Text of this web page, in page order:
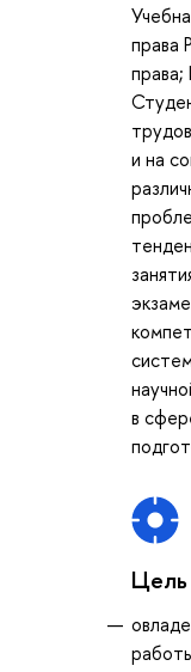
права
права;
и на
в
Цель